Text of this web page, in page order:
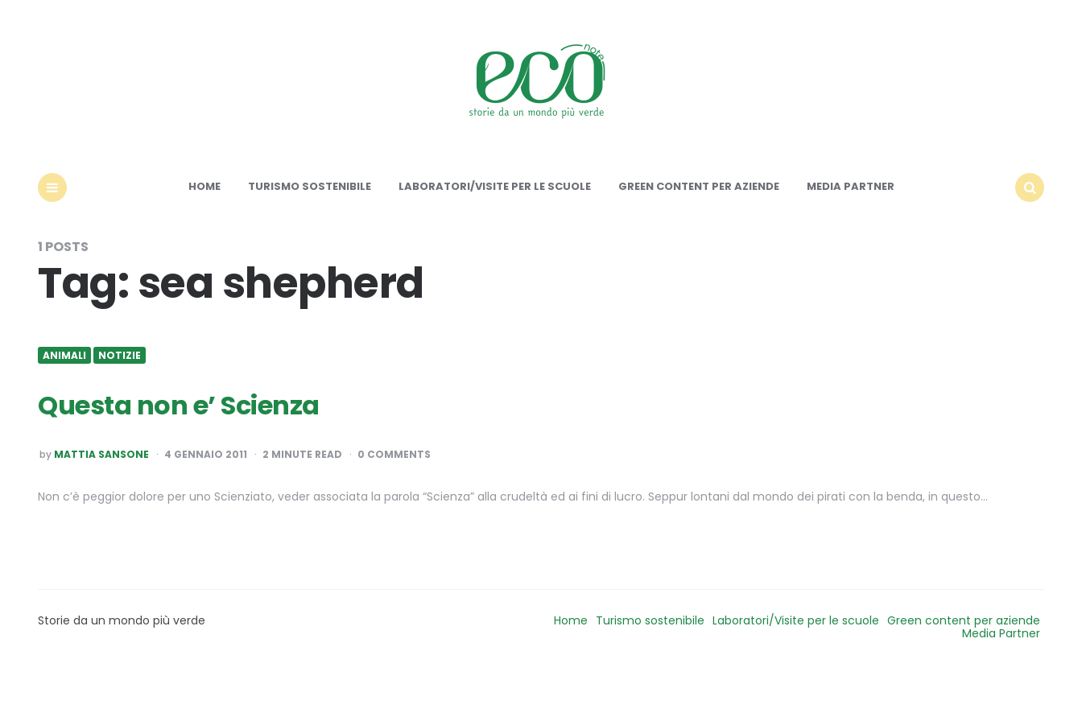
HOME TURISMO SOSTENIBILE LABORATORI/VISITE PER LE SCUOLE GREEN CONTENT PER AZIENDE
MEDIA PARTNER
1 POSTS
Tag:sea shepherd
ANIMALI NOTIZIE
Questa non e’ Scienza
POSTED
BY
by MATTIA SANSONE 4 GENNAIO 2011 2 MINUTE READ 0 COMMENTS
Non c’è peggior dolore per uno Scienziato, veder associata la parola “Scienza” alla crudeltà ed ai fini di lucro. Seppur lontani dal mondo dei pirati con la benda, in questo…
Storie da un mondo più verde Home Turismo sostenibile Laboratori/Visite per le scuole Green content per aziende
Media Partner